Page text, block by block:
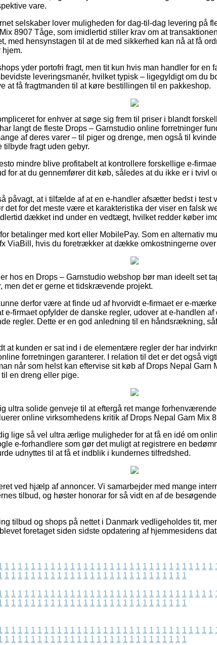
vare.
selskaber lover muligheden for dag-til-dag levering på
8907 Tåge, som imidlertid stiller krav om at
med hensynstagen til at de med sikkerhed kan nå at få
hjem.
yder portofri fragt, men tit kun hvis man handler for en
leveringsmanér, hvilket typisk – ligegyldigt om du
at få fragtmanden til at køre bestillingen til en pakkeshop.
for enhver at søge sig frem til priser i blandt
langt de fleste Drops – Garnstudio online forretninger
af deres varer – til piger og drenge, men også til
tilbyde fragt uden gebyr.
mindre blive profitabelt at kontrollere forskellige e-
for at du gennemfører dit køb, således at du ikke er i tvivl
påvagt, at i tilfælde af at en e-handler afsætter bedst i test
det for det meste være et karakteristika der viser en falsk
dækket ind under en vedtægt, hvilket redder køber
betalinger med kort eller MobilePay. Som en alternativ
ViaBill, hvis du foretrækker at dække omkostningerne over
hos en Drops – Garnstudio webshop bør man ideelt set
men det er gerne et tidskrævende projekt.
derfor være at finde ud af hvorvidt e-firmaet er e-
e-firmaet opfylder de danske regler, udover at e-handlen
regler. Dette er en god anledning til en håndsrækning,
at kunden er sat ind i de elementære regler der har
forretningen garanterer. I relation til det er det også
når som helst kan eftervise sit køb af Drops Nepal Garn
en dreng eller pige.
ultra solide genveje til at eftergå ret mange
online virksomhedens kritik af Drops Nepal Garn Mix
lige så vel ultra ærlige muligheder for at få en idé om
e-forhandlere som gør det muligt at registrere en
udnyttes til at få et indblik i kundernes tilfredshed.
ved hjælp af annoncer. Vi samarbejder med mange
tilbud, og høster honorar for så vidt en af de
tilbud og shops på nettet i Danmark vedligeholdes tit,
foretaget siden sidste opdatering af hjemmesidens
1 1 1 1 1 1 1 1 1 1 1 1 1 1 1 1 1 1 1 1 1 1 1 1 1 1 1 1 1 1 1 1
1 1 1 1 1 1 1 1 1 1 1 1 1 1 1 1 1 1 1 1 1 1 1 1 1 1 1 1
1 1 1 1 1 1 1 1 1 1 1 1 1 1 1 1 1 1 1 1 1 1 1 1 1 1 1 1 1 1 1 1
1 1 1 1 1 1 1 1 1 1 1 1 1 1 1 1 1 1 1 1 1 1 1 1 1 1 1 1
1 1 1 1 1 1 1 1 1 1 1 1 1 1 1 1 1 1 1 1 1 1 1 1 1 1 1 1 1 1 1 1
1 1 1 1 1 1 1 1 1 1 1 1 1 1 1 1 1 1 1 1 1 1 1 1 1 1 1 1